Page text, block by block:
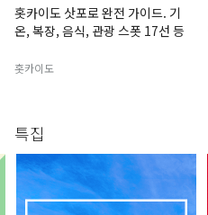
홋카이도 삿포로 완전 가이드. 기
온, 복장, 음식, 관광 스폿 17선 등
홋카이도
특집